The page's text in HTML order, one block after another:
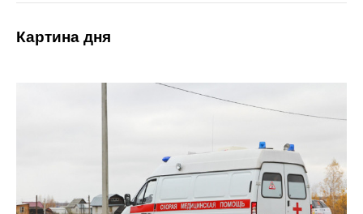
Картина дня